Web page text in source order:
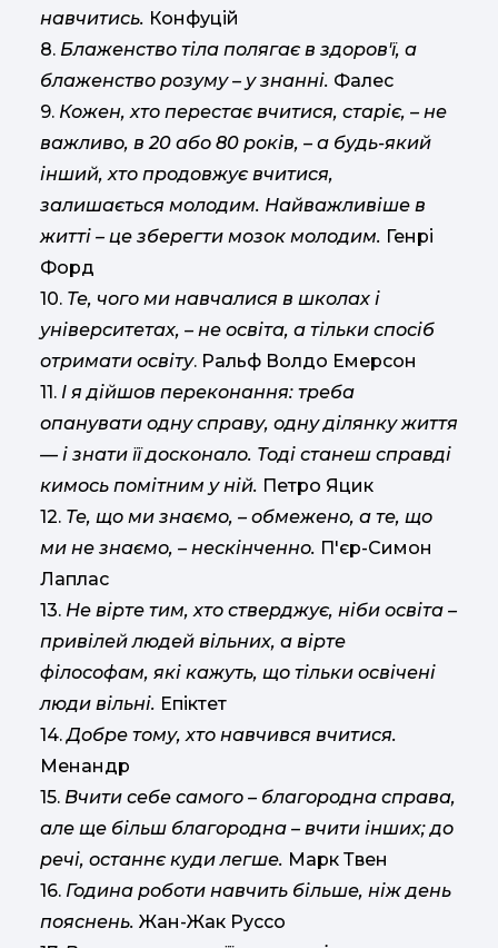
навчитись. Конфуцій
8. Блаженство тіла полягає в здоров'ї, а
блаженство розуму – у знанні. Фалес
9. Кожен, хто перестає вчитися, старіє, – не
важливо, в 20 або 80 років, – а будь-який
інший, хто продовжує вчитися,
залишається молодим. Найважливіше в
житті – це зберегти мозок молодим. Генрі
Форд
10. Те, чого ми навчалися в школах і
університетах, – не освіта, а тільки спосіб
отримати освіту. Ральф Волдо Емерсон
11. І я дійшов переконання: треба
опанувати одну справу, одну ділянку життя
— і знати її досконало. Тоді станеш справді
кимось помітним у ній. Петро Яцик
12. Те, що ми знаємо, – обмежено, а те, що
ми не знаємо, – нескінченно. П'єр-Симон
Лаплас
13. Не вірте тим, хто стверджує, ніби освіта –
привілей людей вільних, а вірте
філософам, які кажуть, що тільки освічені
люди вільні. Епіктет
14.Добре тому, хто навчився вчитися.
Менандр
15. Вчити себе самого – благородна справа,
але ще більш благородна – вчити інших; до
речі, останнє куди легше. Марк Твен
16. Година роботи навчить більше, ніж день
пояснень. Жан-Жак Руссо